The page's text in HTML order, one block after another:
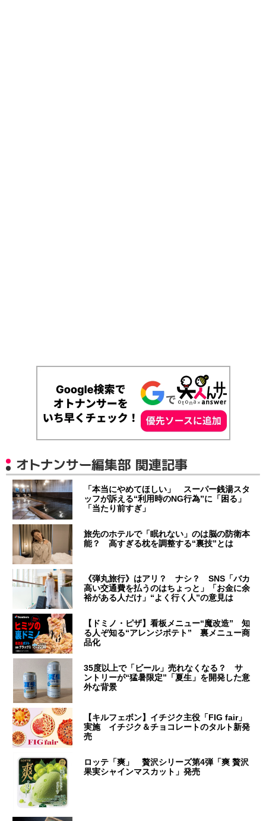
オトナンサー編集部 関連記事
「本当にやめてほしい」 スーパー銭湯スタ
ッフが訴える“利用時のNG行為”に「困る」
「当たり前すぎ」
旅先のホテルで「眠れない」のは脳の防衛本
能？ 高すぎる枕を調整する“裏技”とは
《弾丸旅行》はアリ？ ナシ？ SNS「バカ
高い交通費を払うのはちょっと」「お金に余
裕がある人だけ」“よく行く人”の意見は
【ドミノ・ピザ】看板メニュー“魔改造” 知
る人ぞ知る“アレンジポテト” 裏メニュー商
品化
35度以上で「ビール」売れなくなる？ サ
ントリーが“猛暑限定”「夏生」を開発した意
外な背景
【キルフェボン】イチジク主役「FIG fair」
実施 イチジク＆チョコレートのタルト新発
売
ロッテ「爽」 贅沢シリーズ第4弾「爽 贅沢
果実シャインマスカット」発売